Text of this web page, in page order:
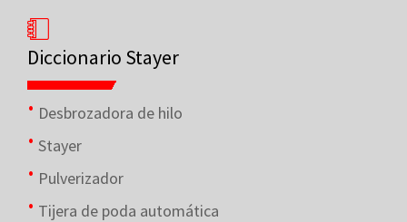
Diccionario Stayer
Desbrozadora de hilo
Stayer
Pulverizador
Tijera de poda automática